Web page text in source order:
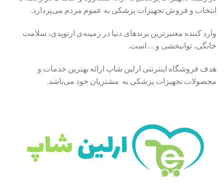
انتخاب و فروش تجهیزات پزشکی به عموم مردم می‌پردازد.
وارد کننده معتبرترین برندهای دنیا در زمینه‌ی ارتوپدی، سلامت
خانگی، توانبخشی و … است.
هدف فروشگاه اینترنتی ارلین شاپ ارائه بهترین خدمات و
محصولات تجهیزات پزشکی به مشتریان خود می‌باشد.